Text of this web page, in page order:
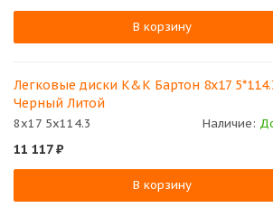
В корзину
Легковые диски K&K Бартон 8x17
Черный Литой
8x17 5x114.3 Наличие:
11 117₽
В корзину